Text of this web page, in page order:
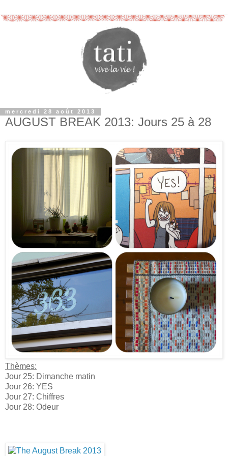
mercredi 28 août 2013
AUGUST BREAK 2013: Jours 25 à 28
Thèmes:
Jour 25: Dimanche matin
Jour 26: YES
Jour 27: Chiffres
Jour 28: Odeur